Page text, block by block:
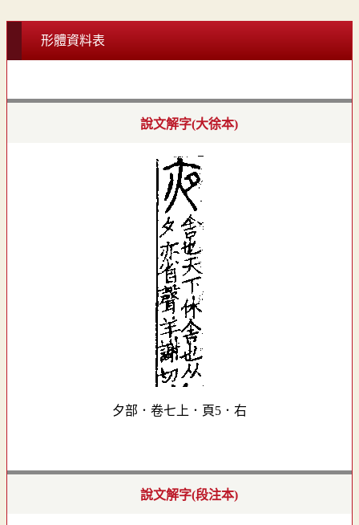
形體資料表
說文解字(大徐本)
夕部．卷七上．頁5．右
說文解字(段注本)